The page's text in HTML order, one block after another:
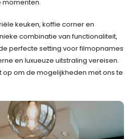
momenten.
keuken, koffie corner en
combinatie van functionaliteit,
perfecte setting voor filmopnames
en luxueuze uitstraling vereisen.
om de mogelijkheden met ons te